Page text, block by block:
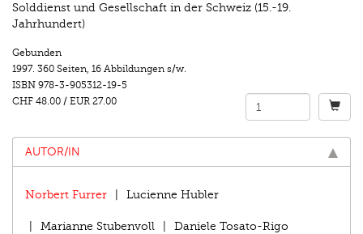
Solddienst und Gesellschaft in der Schweiz (15.-19.
Jahrhundert)
Gebunden
1997. 360 Seiten, 16 Abbildungen s/w.
ISBN 978-3-905312-19-5
CHF 48.00 / EUR 27.00
AUTOR/IN
Norbert Furrer Lucienne Hubler
Marianne Stubenvoll Daniele Tosato-Rigo